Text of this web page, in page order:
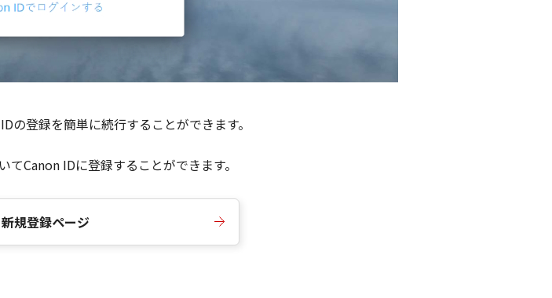
登録を簡単に続行することができます。
Canon IDに登録することができます。
規登録ページ